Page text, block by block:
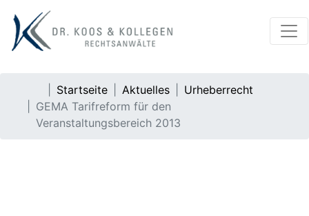
Startseite Aktuelles
Urheberrecht
GEMA Tarifreform für den
Veranstaltungsbereich 2013